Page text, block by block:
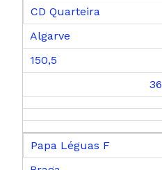
CD Quarteira
Algarve
150,5
36
Papa Léguas F